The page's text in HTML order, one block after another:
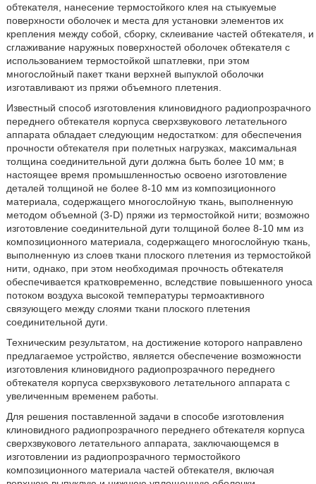
обтекателя, нанесение термостойкого клея на стыкуемые
поверхности оболочек и места для установки элементов их
крепления между собой, сборку, склеивание частей обтекателя, и
сглаживание наружных поверхностей оболочек обтекателя с
использованием термостойкой шпатлевки, при этом
многослойный пакет ткани верхней выпуклой оболочки
изготавливают из пряжи объемного плетения.
Известный способ изготовления клиновидного радиопрозрачного
переднего обтекателя корпуса сверхзвукового летательного
аппарата обладает следующим недостатком: для обеспечения
прочности обтекателя при полетных нагрузках, максимальная
толщина соединительной дуги должна быть более 10 мм; в
настоящее время промышленностью освоено изготовление
деталей толщиной не более 8-10 мм из композиционного
материала, содержащего многослойную ткань, выполненную
методом объемной (3-D) пряжи из термостойкой нити; возможно
изготовление соединительной дуги толщиной более 8-10 мм из
композиционного материала, содержащего многослойную ткань,
выполненную из слоев ткани плоского плетения из термостойкой
нити, однако, при этом необходимая прочность обтекателя
обеспечивается кратковременно, вследствие повышенного уноса
потоком воздуха высокой температуры термоактивного
связующего между слоями ткани плоского плетения
соединительной дуги.
Техническим результатом, на достижение которого направлено
предлагаемое устройство, является обеспечение возможности
изготовления клиновидного радиопрозрачного переднего
обтекателя корпуса сверхзвукового летательного аппарата с
увеличенным временем работы.
Для решения поставленной задачи в способе изготовления
клиновидного радиопрозрачного переднего обтекателя корпуса
сверхзвукового летательного аппарата, заключающемся в
изготовлении из радиопрозрачного термостойкого
композиционного материала частей обтекателя, включая